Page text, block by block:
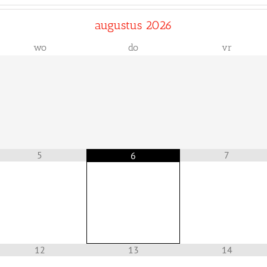
augustus 2026
wo do vr
5 6 7
12 13 14